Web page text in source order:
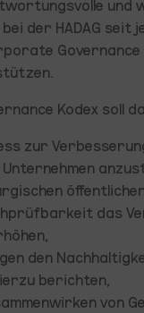
der HADAG seit
Kodex soll
zur
das
den
berichten,
von